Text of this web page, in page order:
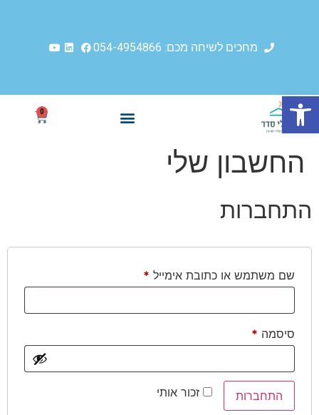
פתח סרגל נגישות
מחכים לשיחה מכם: 054-4954866
0
החשבון שלי
התחברות
שם משתמש או כתובת אימייל *
סיסמה *
זכור אותי התחברות